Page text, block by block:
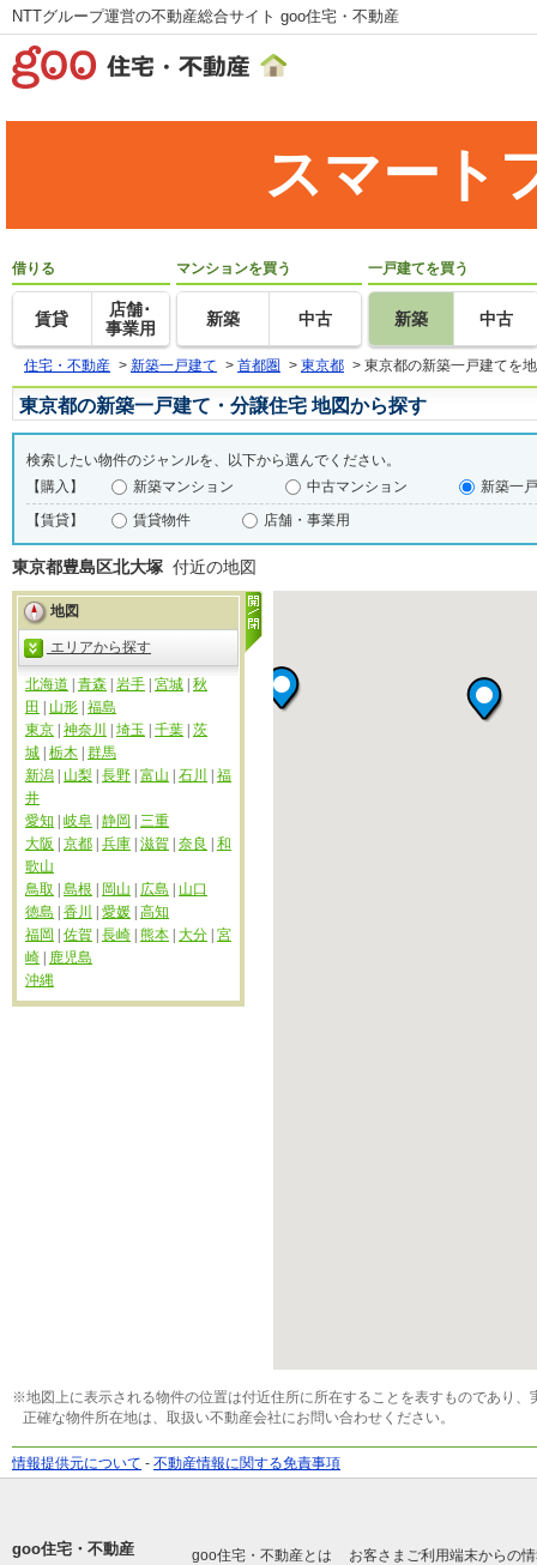
NTTグループ運営の不動産総合サイト goo住宅・不動産
スマート
借りる
賃貸
店舗･
事業用
マンションを買う
新築 中古
一戸建てを買う
新築 中古
住宅・不動産 > 新築一戸建て > 首都圏 > 東京都 > 東京都の新築一戸建てを
東京都の新築一戸建て・分譲住宅 地図から探す
検索したい物件のジャンルを、以下から選んでください。
【購入】
新築マンション 中古マンション
新築一
【賃貸】
賃貸物件 店舗・事業用
東京都豊島区北大塚 付近の地図
地図
エリアから探す
北海道 青森 岩手 宮城 秋
田
山形 福島
東京 神奈川 埼玉 千葉 茨
城 栃木 群馬
新潟
山梨 長野 富山 石川
福
井
愛知
岐阜 静岡
三重
大阪
京都 兵庫 滋賀 奈良
和
歌山
鳥取
島根 岡山 広島
山口
徳島
香川 愛媛 高知
福岡
佐賀 長崎 熊本 大分 宮
崎
鹿児島
沖縄
※地図上に表示される物件の位置は付近住所に所在することを表すものであり
正確な物件所在地は、取扱い不動産会社にお問い合わせください。
情報提供元について - 不動産情報に関する免責事項
goo住宅・不動産 goo住宅・不動産とは お客さまご利用端末からの